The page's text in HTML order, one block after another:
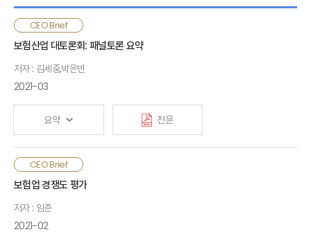
CEO Brief
보험산업 대토론회: 패널토론 요약
저자 : 김세중,박은빈
2021-03
요약 전문
보험산업은 구조적인 환경변화에 놓여 있으며, 코로나19 이후
상품 및 채널에 대한 소비자의 디지털화 요구, 빅테크와 같은
새로운 경쟁자의 출현 등으로 그 어느 때보다 생존을 위한
혁신과 변화가 필요한 상황임. 한편 보험산업의 자생력과
기회요인에 대한 희망도 공존함. 보험산업은 해외진출 및
CEO Brief
보험업 경쟁도 평가
저자 : 임준
2021-02